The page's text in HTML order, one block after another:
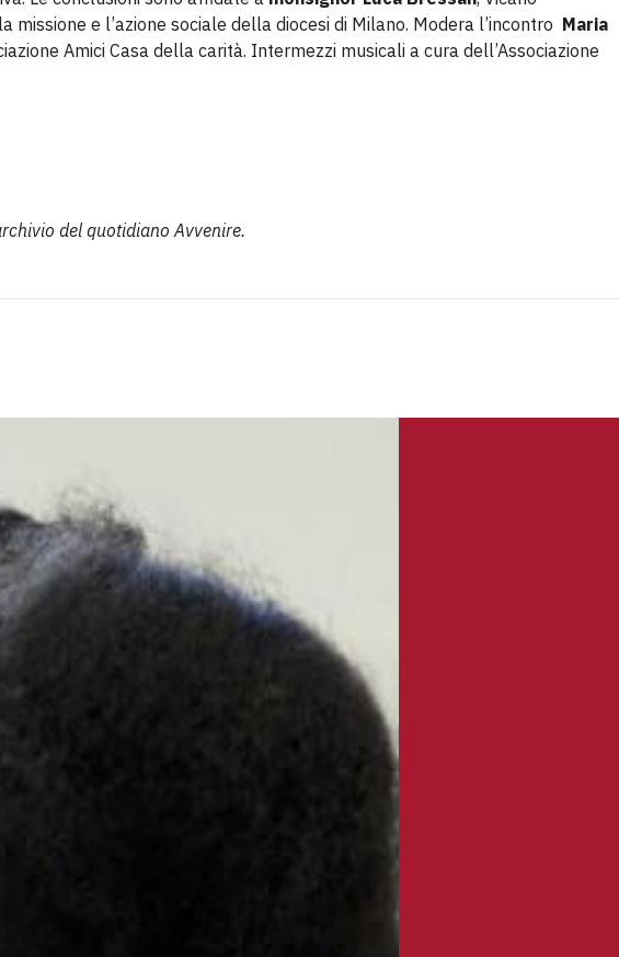
e l’azione sociale della diocesi di Milano. Modera l’incontro Maria
Amici Casa della carità. Intermezzi musicali a cura dell’Associazione
del quotidiano Avvenire.